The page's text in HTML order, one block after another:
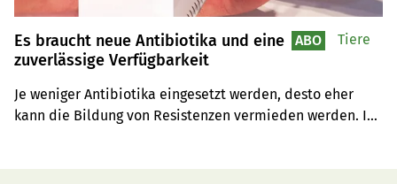
Es braucht neue Antibiotika und eine
zuverlässige Verfügbarkeit
Je weniger Antibiotika eingesetzt werden, desto eher
kann die Bildung von Resistenzen vermieden werden. Im
ABO Tiere